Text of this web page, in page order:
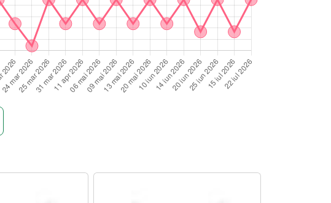
timpului de lucru si la realizarea unei
corecta presupune miscari controlate, fara
nu trebuie folosit pe zone iritate, lezate sau
mai ales in zona laterala a unghiei.Igienizare,
trebuie curatat dupa fiecare utilizare,
Dezinfectarea ajuta la reducerea incarcaturii
pentru pregatirea instrumentelor intre cliente.De ce
ai acces la instrumente profesionale potrivite
produse complementare precum baze, geluri, oje
poti lucra complet, organizat si eficient, cu